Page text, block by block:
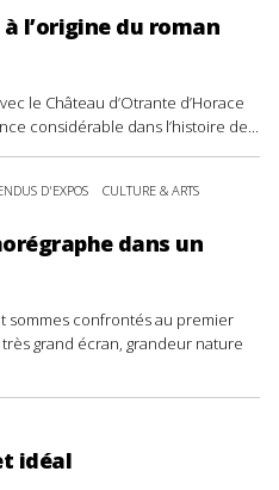
l’origine du roman
le Château d’Otrante d’Horace
considérable dans l’histoire de...
D'EXPOS
CULTURE & ARTS
dans un
sommes confrontés au premier
très grand écran, grandeur nature
idéal